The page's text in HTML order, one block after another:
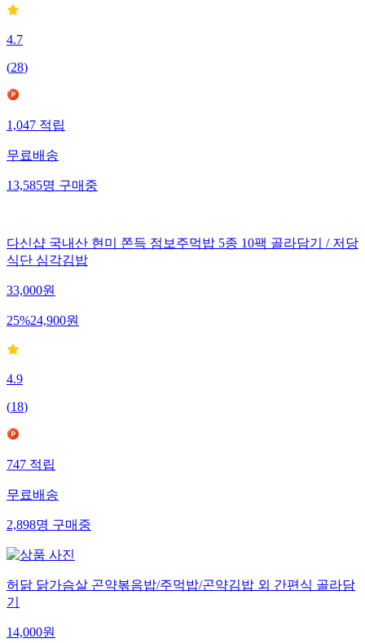
4.7
(28)
1,047 적립
무료배송
13,585명 구매중
다신샵 국내산 현미 쫀득 점보주먹밥 5종 10팩 골라담기 / 저당
식단 심각김밥
33,000원
25%24,900원
4.9
(18)
747적립
무료배송
2,898명구매중
허닭 닭가슴살 곤약볶음밥/주먹밥/곤약김밥 외 간편식 골라담
기
14,000원